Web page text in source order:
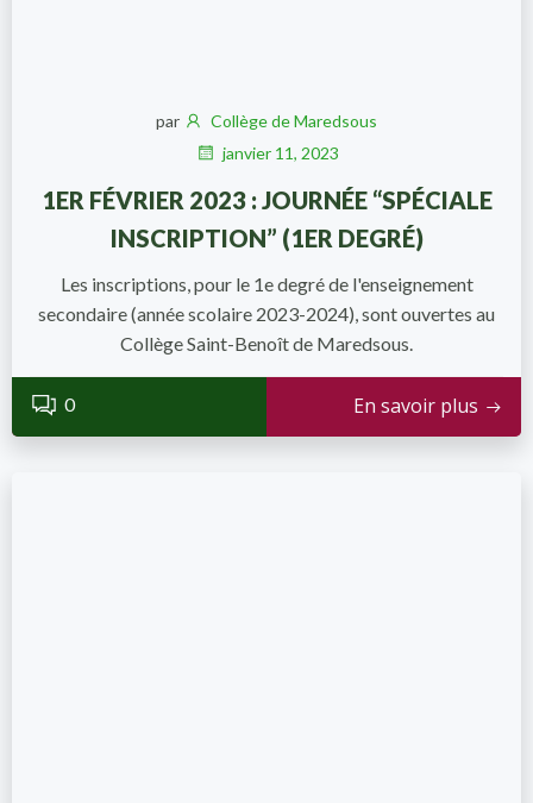
par
Collège de Maredsous
janvier 11, 2023
1ER FÉVRIER 2023 : JOURNÉE “SPÉCIALE
INSCRIPTION” (1ER DEGRÉ)
Les inscriptions, pour le 1e degré de l'enseignement
secondaire (année scolaire 2023-2024), sont ouvertes au
Collège Saint-Benoît de Maredsous.
0 En savoir plus